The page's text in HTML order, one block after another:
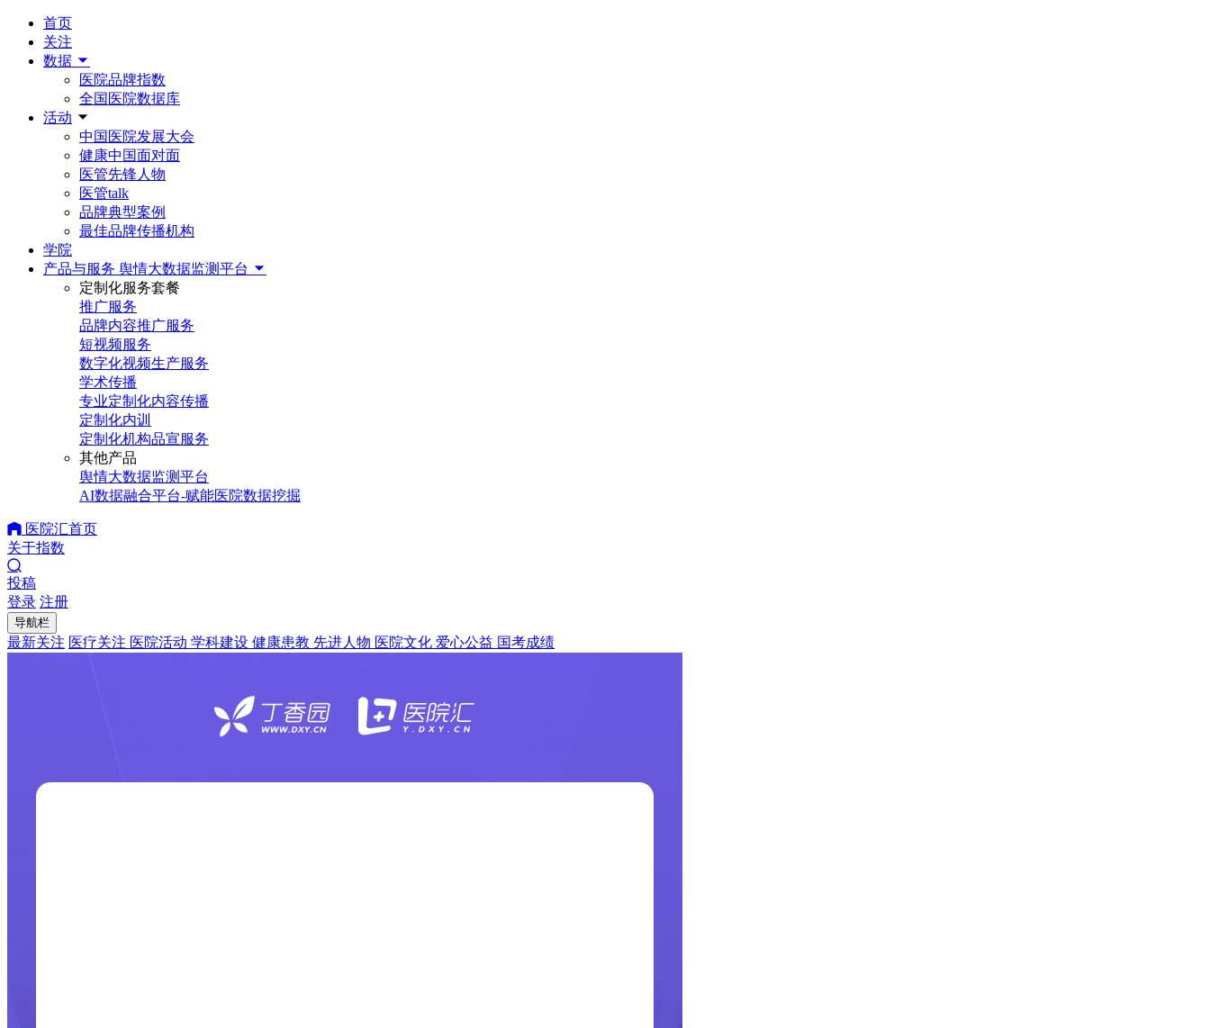
首页
关注
数据
医院品牌指数
全国医院数据库
活动
中国医院发展大会
健康中国面对面
医管先锋人物
医管talk
品牌典型案例
最佳品牌传播机构
学院
产品与服务 舆情大数据监测平台
定制化服务套餐
推广服务
品牌内容推广服务
短视频服务
数字化视频生产服务
学术传播
专业定制化内容传播
定制化内训
定制化机构品宣服务
其他产品
舆情大数据监测平台
AI数据融合平台-赋能医院数据挖掘
医院汇首页
关于指数
投稿
登录 注册
导航栏
最新关注 医疗关注 医院活动 学科建设 健康患教 先进人物 医院文化 爱心公益 国考成绩